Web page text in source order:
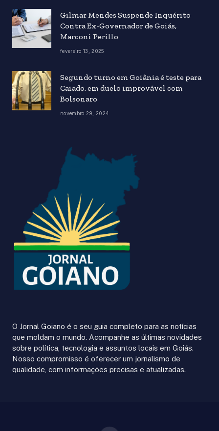
Gilmar Mendes Suspende Inquérito
Contra Ex-Governador de Goiás,
Marconi Perillo
fevereiro 13, 2025
Segundo turno em Goiânia é teste para
Caiado, em duelo improvável com
Bolsonaro
novembro 29, 2024
O Jornal Goiano é o seu guia completo para as notícias
que moldam o mundo. Acompanhe as últimas novidades
sobre política, tecnologia e assuntos locais em Goiás.
Nosso compromisso é oferecer um jornalismo de
qualidade, com informações precisas e atualizadas.